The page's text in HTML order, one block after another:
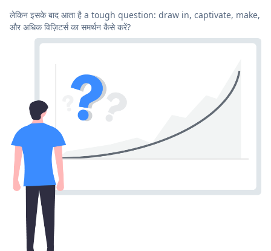
लेकिन इसके बाद आता है a tough question: draw in, captivate, make,
और अधिक विज़िटर्स का समर्थन कैसे करें?